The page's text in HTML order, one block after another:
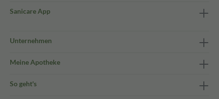
Sanicare App
Unternehmen
Meine Apotheke
So geht's